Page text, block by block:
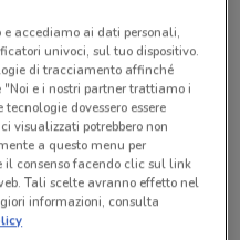
accediamo ai dati personali,
univoci, sul tuo dispositivo.
di tracciamento affinché
e i nostri partner trattiamo i
dovessero essere
visualizzati potrebbero non
a questo menu per
il consenso facendo clic sul link
Tali scelte avranno effetto nel
informazioni, consulta